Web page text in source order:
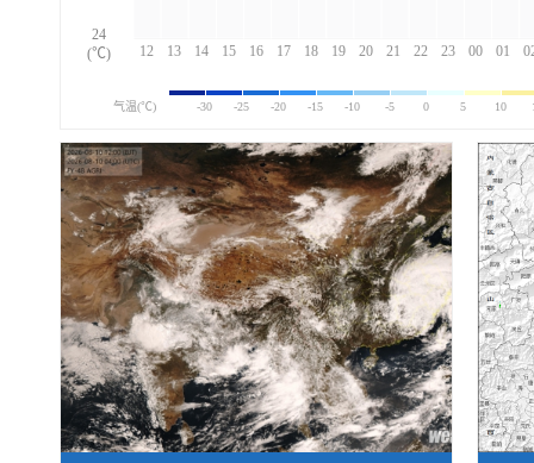
12 13 14 15 16 17 18 19 20 21 22 23 00 01
24
(℃)
气温(℃) -30 -25 -20 -15 -10 -5 0 5 10